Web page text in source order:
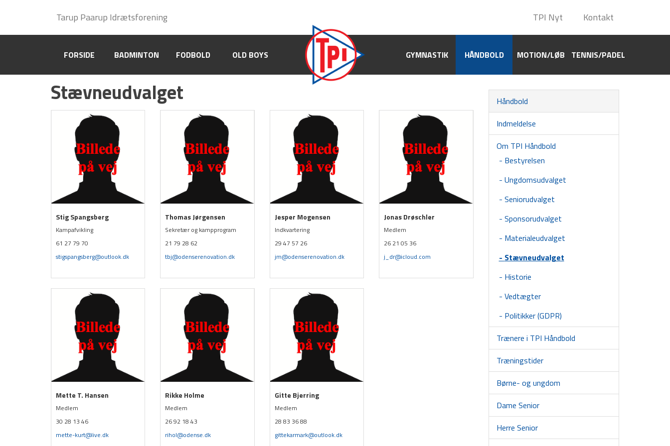
Tarup Paarup Idrætsforening TPI Nyt Kontakt
FORSIDE BADMINTON FODBOLD OLD BOYS GYMNASTIK HÅNDBOLD MOTION/LØB TENNIS/PADEL
Indmeldelse
Bestyrelsen
Ungdomsudvalget
Materialeudvalget
Stævneudvalget Historie
Politikker (GDPR)
Trænere i TPI Håndbold
Børne- og ungdom
Herre Senior
Tarup Paarup Idrætsforening TPI Nyt Kontakt
FORSIDE BADMINTON FODBOLD OLD BOYS GYMNASTIK HÅNDBOLD MOTION/LØB TENNIS/PADEL
Stævneudvalget
Stig Spangsberg
Kampafvikling
61 27 79 70
stigspangsberg@outlook.dk
Thomas Jørgensen
Sekretær og kampprogram
21 79 28 62
tbj@odenserenovation.dk
Jesper Mogensen
Indkvartering
29 47 57 26
jm@odenserenovation.dk
Jonas Drøschler
Medlem
26 21 05 36
j_dr@icloud.com
Mette T. Hansen
Medlem
30 28 13 46
mette-kurt@live.dk
Rikke Holme
Medlem
26 92 18 43
rihol@odense.dk
Gitte Bjerring
Medlem
28 83 36 88
gittekarmark@outlook.dk
Håndbold
Indmeldelse
Om TPI Håndbold
Bestyrelsen
Ungdomsudvalget
Seniorudvalget
Sponsorudvalget
Materialeudvalget
Stævneudvalget
Historie
Vedtægter
Politikker (GDPR)
Trænere i TPI Håndbold
Træningstider
Børne- og ungdom
Dame Senior
Herre Senior